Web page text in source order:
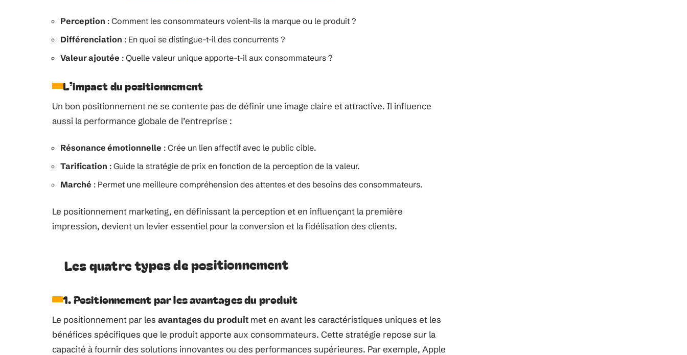
Perception : Comment les consommateurs voient-ils la marque ou le produit ?
Différenciation : En quoi se distingue-t-il des concurrents ?
Valeur ajoutée : Quelle valeur unique apporte-t-il aux consommateurs ?
L’impact du positionnement
Un bon positionnement ne se contente pas de définir une image claire et attractive. Il influence
aussi la performance globale de l’entreprise :
Résonance émotionnelle : Crée un lien affectif avec le public cible.
Tarification : Guide la stratégie de prix en fonction de la perception de la valeur.
Marché : Permet une meilleure compréhension des attentes et des besoins des consommateurs.
Le positionnement marketing, en définissant la perception et en influençant la première
impression, devient un levier essentiel pour la conversion et la fidélisation des clients.
Les quatre types de positionnement
1. Positionnement par les avantages du produit
Le positionnement par les avantages du produit met en avant les caractéristiques uniques et les
bénéfices spécifiques que le produit apporte aux consommateurs. Cette stratégie repose sur la
capacité à fournir des solutions innovantes ou des performances supérieures. Par exemple, Apple